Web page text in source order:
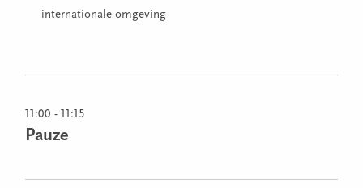
internationale omgeving
11:00 - 11:15
Pauze